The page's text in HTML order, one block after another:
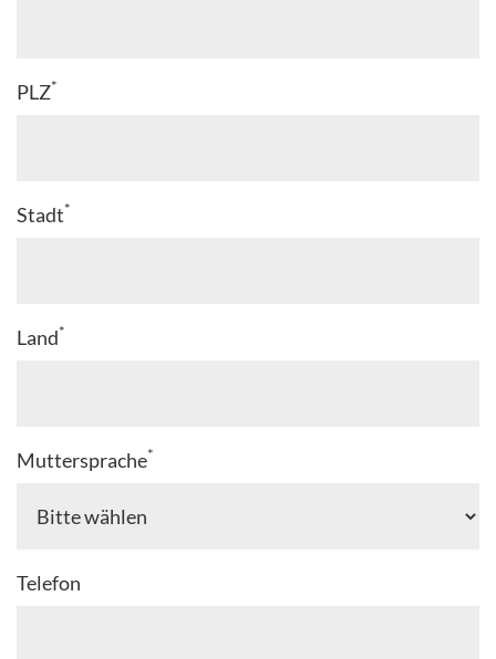
PLZ*
Stadt*
Land*
Muttersprache*
Telefon